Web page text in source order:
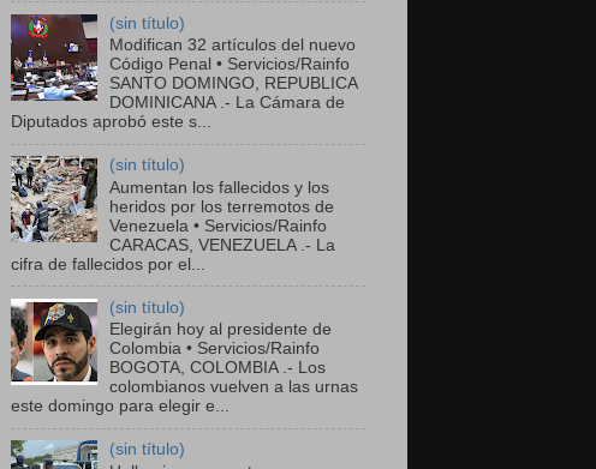
(sin título)
Modifican 32 artículos del nuevo
Código Penal • Servicios/Rainfo
SANTO DOMINGO, REPUBLICA
DOMINICANA .- La Cámara de
Diputados aprobó este s...
(sin título)
Aumentan los fallecidos y los
heridos por los terremotos de
Venezuela • Servicios/Rainfo
CARACAS, VENEZUELA .- La
cifra de fallecidos por el...
(sin título)
Elegirán hoy al presidente de
Colombia • Servicios/Rainfo
BOGOTA, COLOMBIA .- Los
colombianos vuelven a las urnas
este domingo para elegir e...
(sin título)